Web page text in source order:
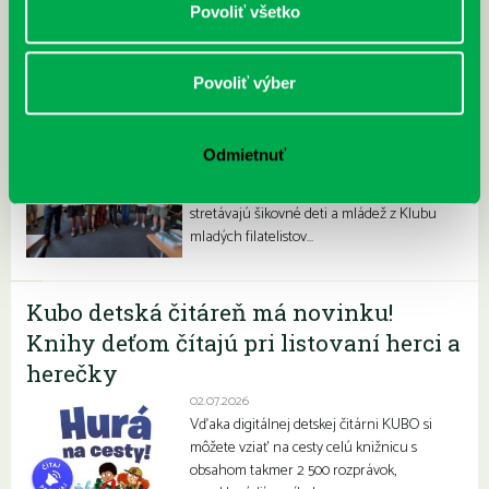
Povoliť všetko
Povoliť výber
Odmietnuť
Filatelisti ovládli olympiádu
06.07.2026
V priestoroch našej pobočky na
stretávajú šikovné deti a mládež z Klubu
mladých filatelistov…
Kubo detská čitáreň má novinku!
Knihy deťom čítajú pri listovaní herci a
herečky
02.07.2026
Vďaka digitálnej detskej čitárni KUBO si
môžete vziať na cesty celú knižnicu s
obsahom takmer 2 500 rozprávok,